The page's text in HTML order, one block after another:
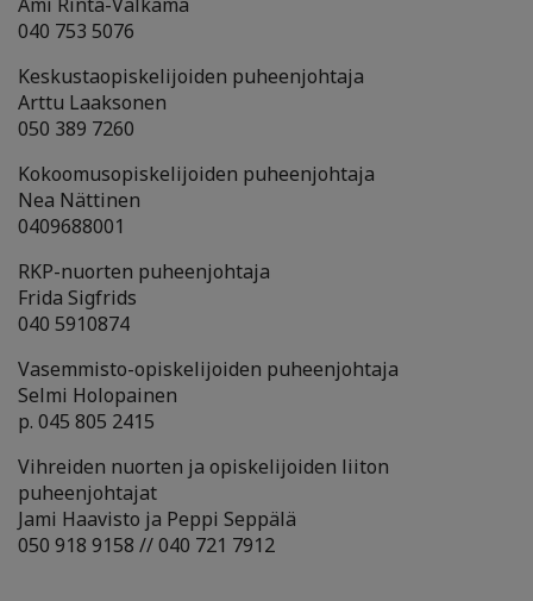
040 753 5076
Keskustaopiskelijoiden puheenjohtaja
Arttu Laaksonen
050 389 7260
Kokoomusopiskelijoiden puheenjohtaja
Nea Nättinen
0409688001
RKP-nuorten puheenjohtaja
Frida Sigfrids
040 5910874
Vasemmisto-opiskelijoiden puheenjohtaja
Selmi Holopainen
p. 045 805 2415
Vihreiden nuorten ja opiskelijoiden liiton
puheenjohtajat
Jami Haavisto ja Peppi Seppälä
050 918 9158 // 040 721 7912